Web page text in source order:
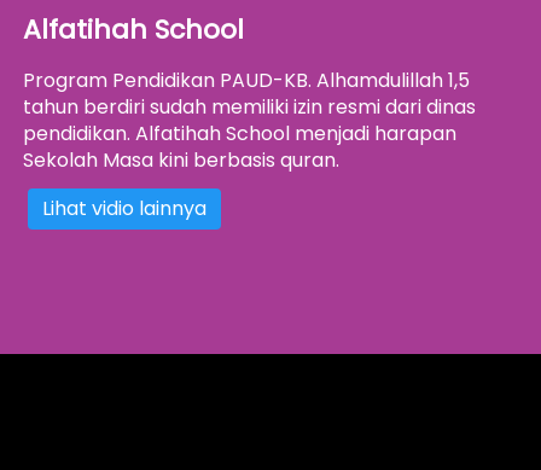
Alfatihah School
Program Pendidikan PAUD-KB. Alhamdulillah 1,5
tahun berdiri sudah memiliki izin resmi dari dinas
pendidikan. Alfatihah School menjadi harapan
Sekolah Masa kini berbasis quran.
Lihat vidio lainnya